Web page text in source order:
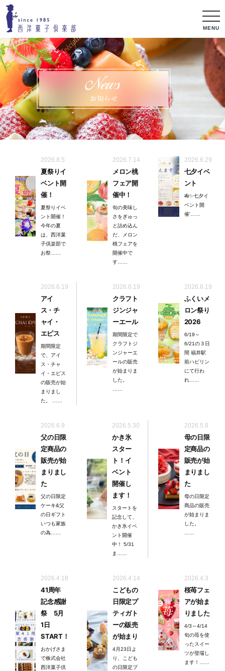
MENU
2026.8.5
夏祭りイ
ベント開
催！
夏祭りイベ
ント開催！
今年の夏
は、西洋菓
子倶楽部で
お祭……
2026.7.14
メロン桃
フェア開
催中！
旬の美味し
さをぎゅっ
と詰め込ん
だ、メロン
桃フェアを
開催中で
す……
2026.6.29
七夕イベ
ント
🎋✨七夕イ
ベント開
催'……
2026.6.19
アイ
ス・チ
ャイ・
エピス
期間限定
で、アイ
ス・チャ
イ・エピス
の販売が始
まりまし
た。 ……
2026.6.19
クラフト
ジンジャ
ーエール
期間限定で
クラフトジ
ンジャーエ
ールの販売
が始まりま
した。
2026.6.19
ふくいメ
ロン祭り
2026
6/19～
6/21の３日
間 福井駅
前ハピリン
にて行わ
れ……
2026.6.9
父の日限
定商品の
販売が始
まりまし
た
父の日限定
ケーキ&父
の日ギフト
いつも家族
の為……
2026.5.30
かき氷
スター
ト！イ
ベント
開催し
ます！
スタートを
記念して、
かき氷イベ
ント開催
中！ 5/31
ま……
2026.5.8
母の日限
定商品の
販売が始
まりまし
た
母の日限定
商品の販売
が始まりま
した。
2026.4.18
41周年
記念感謝
祭 5月
1日
START！
おかげさま
で株式会社
西洋菓子倶
2026.4.14
こどもの
日限定プ
ティガト
ーの販売
が始まり
4月23日よ
り、こども
の日限定プ
2026.4.3
桜苺フェ
アが始ま
りました
4/3～4/14
旬の苺を使
ったスイー
ツが登場し
ます！……